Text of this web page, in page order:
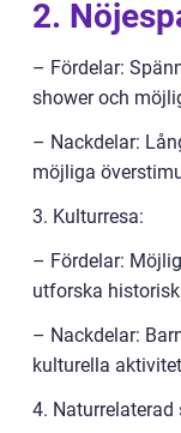
2.
– Fördelar:
shower och
– Nackdelar:
möjliga
3. Kulturresa:
– Fördelar:
utforska
– Nackdelar:
kulturella
4. Naturrelaterad